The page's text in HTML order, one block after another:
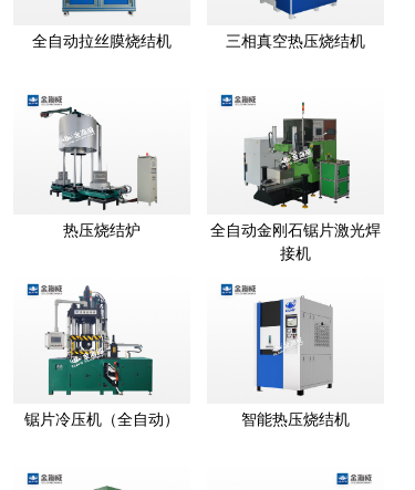
全自动拉丝膜烧结机 三相真空热压烧结机
热压烧结炉
全自动金刚石锯片激光焊
接机
锯片冷压机（全自动） 智能热压烧结机